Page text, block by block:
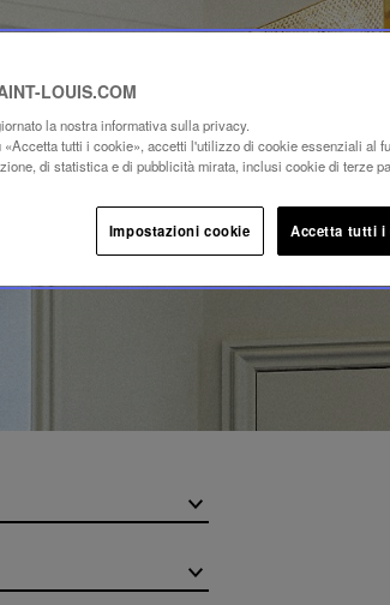
LOUIS.COM
la nostra informativa sulla privacy.
tutti i cookie», accetti l'utilizzo di cookie essenziali al
di statistica e di pubblicità mirata, inclusi cookie di terze
Impostazioni cookie Accetta tutti i